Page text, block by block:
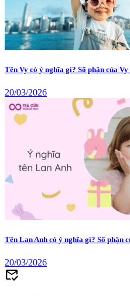
Tên Vy có ý nghĩa gì? Số phận của Vy
20/03/2026
Tên Lan Anh có ý nghĩa gì? Số phận
20/03/2026
mark_email_read